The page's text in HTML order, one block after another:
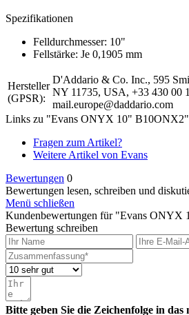
Spezifikationen
Felldurchmesser: 10"
Fellstärke: Je 0,1905 mm
Hersteller
(GPSR):
D'Addario & Co. Inc., 595
NY 11735, USA, +33 430 00
mail.europe@daddario.com
Links zu "Evans ONYX 10" B10ONX2"
Fragen zum Artikel?
Weitere Artikel von Evans
Bewertungen 0
Bewertungen lesen, schreiben und
Menü schließen
Kundenbewertungen für "Evans ONYX
Bewertung schreiben
Bitte geben Sie die Zeichenfolge in das